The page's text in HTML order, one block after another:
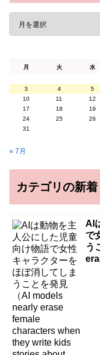
月 火 水
3
4 5
10
11 12
17
18 19
24
25 26
31
« 7月
カテゴリの新着
AI
で
う